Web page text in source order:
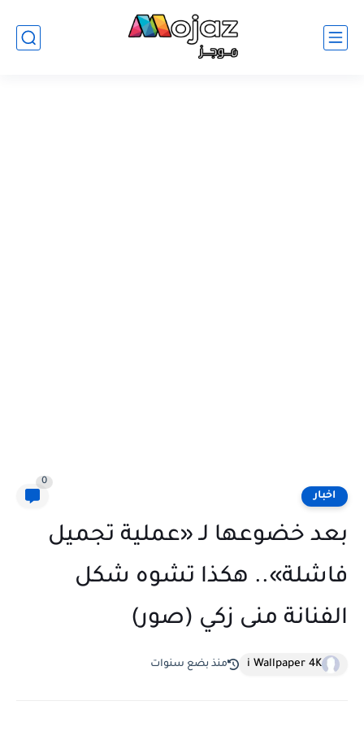
اخبار
0
بعد خضوعها لـ «عملية تجميل
فاشلة».. هكذا تشوه شكل
الفنانة منى زكي (صور)
i Wallpaper 4K منذ بضع سنوات